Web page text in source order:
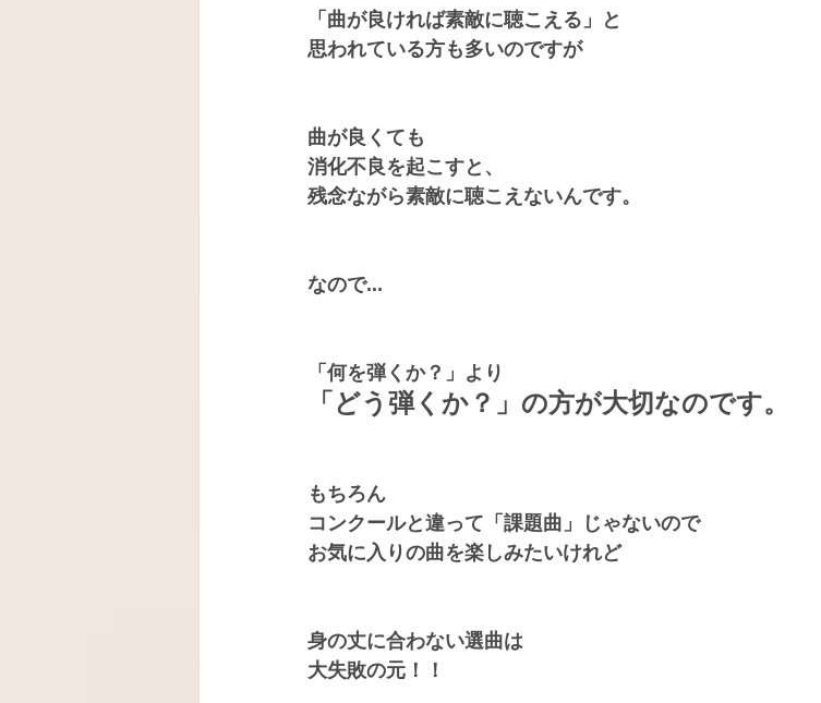
「曲が良ければ素敵に聴こえる」と
思われている方も多いのですが
曲が良くても
消化不良を起こすと、
残念ながら素敵に聴こえないんです。
なので...
「何を弾くか？」より
「どう弾くか？」の方が大切なのです。
もちろん
コンクールと違って「課題曲」じゃないので
お気に入りの曲を楽しみたいけれど
身の丈に合わない選曲は
大失敗の元！！